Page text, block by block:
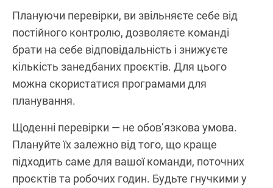
Плануючи перевірки, ви звільняєте себе від
постійного контролю, дозволяєте команді
брати на себе відповідальність і знижуєте
кількість занедбаних проєктів. Для цього
можна скористатися програмами для
планування.
Щоденні перевірки — не обов’язкова умова.
Плануйте їх залежно від того, що краще
підходить саме для вашої команди, поточних
проєктів та робочих годин. Будьте гнучкими у